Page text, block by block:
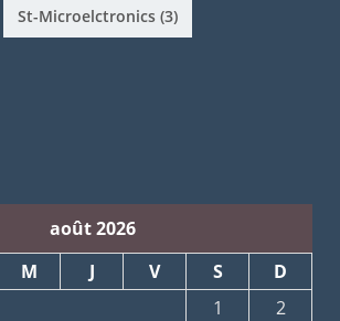
St-Microelctronics (3)
août 2026
M J V S
D
1
2